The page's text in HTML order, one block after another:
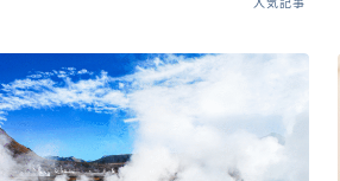
人気記事